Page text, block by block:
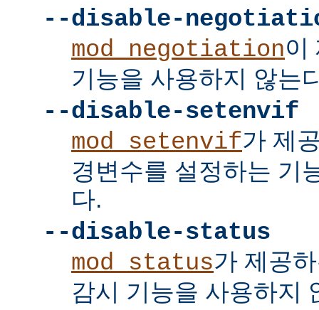
--disable-
mod_negotiation이
기능을 사용하지 않는
--disable-setenvif
mod_setenvif가 제
경변수를 설정하는 기
다.
--disable-status
mod_status가 제공
감시 기능을 사용하지